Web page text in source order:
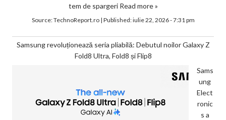
tem de spargeri Read more »
Source:TechnoReport.ro| Published:iulie 22, 2026 - 7:31 pm
Samsung revoluționează seria pliabilă: Debutul noilor Galaxy Z
Fold8 Ultra, Fold8 și Flip8
Sams
ung
Elect
ronic
s a